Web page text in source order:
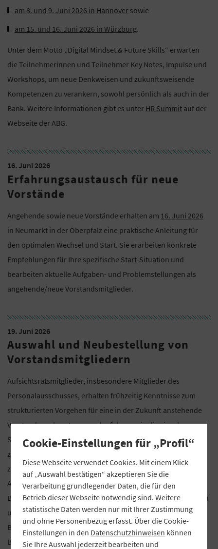
am 8. und 9. Juni 2026 in Hannover sowie
am 15. und 16. Juni 2026 in Würzburg.
Unter dem Motto „Digital Mindset & Future Skills“ erwarten
die Teilnehmerinnen und Teilnehmer Key Notes, Impulse und
Workshops, um neue Denkweisen und zukunftsweisende
Kompetenzen zu verankern, sowohl persönlich als auch in der
Bank. Weitere Informationen gibt es unter HR Summit auf der
Webseite der ABG.
16. Juni 2026
Erfahrungsaustausch für neue
Vorstände
Angehende sowie neue Vorstände erhalten am 16. Juni 2026
in Neumarkt in der Oberpfalz eine praktische Anleitung für
den optimalen Wechsel und Start. Sie erarbeiten konkrete
Empfehlungen für Ihre spezifische Start-Situation und
bearbeiten aktuelle Aufgaben- und Problemstellungen als
angehende/neue Vorstandsmitglieder.
19. Juni 2026
Auswahl und Neubestellung von
Vorstandsmitgliedern
Aufsichtsratsmitglieder, insbesondere Mitglieder des
Personalausschusses, erhalten frühzeitig Kenntnisse zum
strukturierten Vorgehen für eine in der Zukunft anstehende
Vorstandsneubesetzung und erfahren, wie die einzelnen
Schritte im Such- und Auswahlprozess qualifiziert und
zielgerichtet aufgebaut sein sollen. Teilnehmende erhalten
zudem wichtige Hinweise zur Erstellung eines
Anforderungsprofils, zur strukturierten Durchführung von
Bewerberinterviews, zur Vermeidung von Beurteilungsfehlern
und diskutieren mit einer Spezialistin die Möglichkeiten zur
Berücksichtigung und Beurteilung von bankinternen
Bewerbern. Die Veranstaltung findet am 19. Juni 2026 in
Cookie-Einstellungen für „Profil“
Diese Webseite verwendet Cookies. Mit einem Klick
auf „Auswahl bestätigen“ akzeptieren Sie die
Verarbeitung grundlegender Daten, die für den
Betrieb dieser Webseite notwendig sind. Weitere
statistische Daten werden nur mit Ihrer Zustimmung
und ohne Personenbezug erfasst. Über die Cookie-
Einstellungen in den Datenschutzhinweisen können
Sie Ihre Auswahl jederzeit bearbeiten und